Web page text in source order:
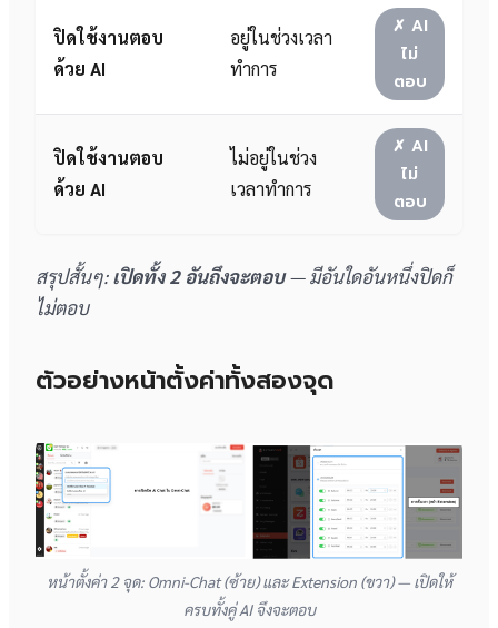
ปิดใช้งานตอบ
ด้วย AI
อยู่ในช่วงเวลา
ทำการ
✗ AI
ไม่
ตอบ
ปิดใช้งานตอบ
ด้วย AI
ไม่อยู่ในช่วง
เวลาทำการ
✗ AI
ไม่
ตอบ
สรุปสั้นๆ:เปิดทั้ง 2 อันถึงจะตอบ— มีอันใดอันหนึ่งปิดก็
ไม่ตอบ
ตัวอย่างหน้าตั้งค่าทั้งสองจุด
หน้าตั้งค่า 2 จุด: Omni-Chat (ซ้าย) และ Extension (ขวา) — เปิดให้
ครบทั้งคู่ AI จึงจะตอบ